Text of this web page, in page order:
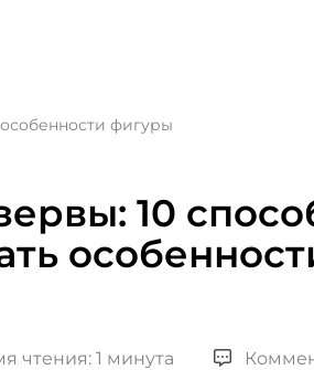
фигуры
10
чтения: 1 минута